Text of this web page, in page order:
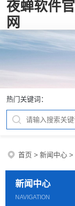
夜蝉软件官
网
热门关键词：
首页 >新闻中心 >
新闻中心
NAVIGATION